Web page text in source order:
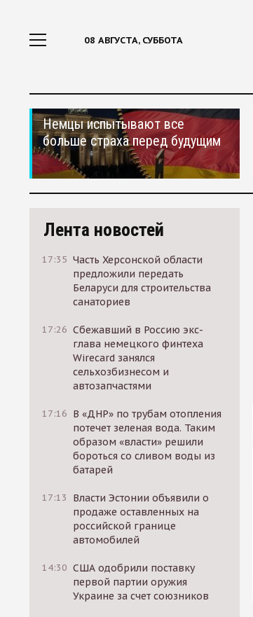
08 АВГУСТА, СУББОТА
Немцы испытывают все
больше страха перед будущим
Лента новостей
17:35 Часть Херсонской области
предложили передать
Беларуси для строительства
санаториев
17:26 Сбежавший в Россию экс-
глава немецкого финтеха
Wirecard занялся
сельхозбизнесом и
автозапчастями
17:16 В «ДНР» по трубам отопления
потечет зеленая вода. Таким
образом «власти» решили
бороться со сливом воды из
батарей
17:13
Власти Эстонии объявили о
продаже оставленных на
российской границе
автомобилей
14:30 США одобрили поставку
первой партии оружия
Украине за счет союзников